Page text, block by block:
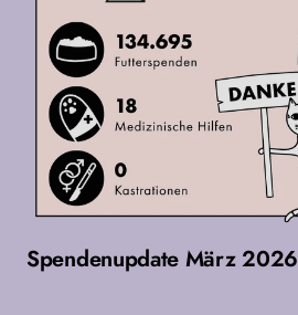
Spendenupdate März 2026